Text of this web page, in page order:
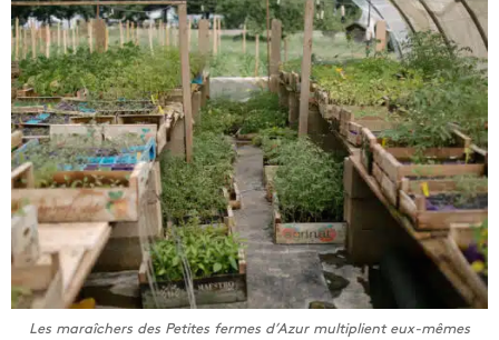
Les maraîchers des Petites fermes d’Azur multiplient eux-mêmes